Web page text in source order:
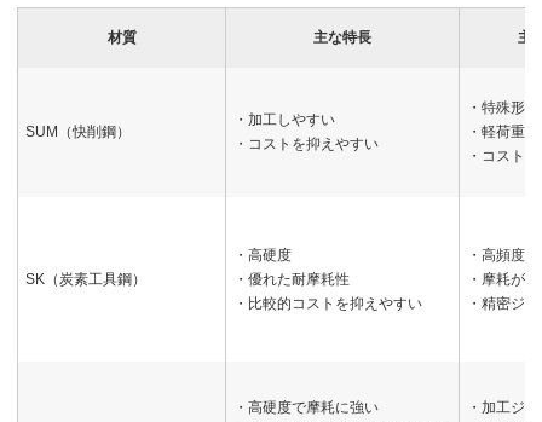
材質 主な特長 主
SUM（快削鋼）
・加工しやすい
・コストを抑えやすい
・特殊形
・軽荷重
・コスト
SK（炭素工具鋼）
・高硬度
・優れた耐摩耗性
・比較的コストを抑えやすい
・高頻度
・摩耗が
・精密ジグ
・高硬度で摩耗に強い
・加工ジグ